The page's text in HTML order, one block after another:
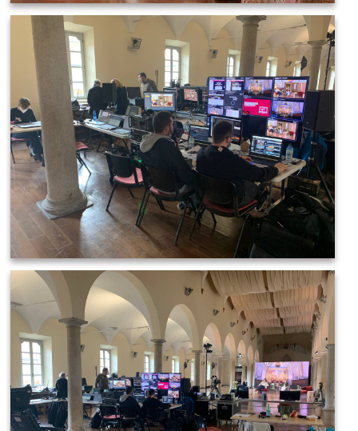
IMAGE 2021-03-19 08:38:46
IMAGE 2021-03-19 08:49:25